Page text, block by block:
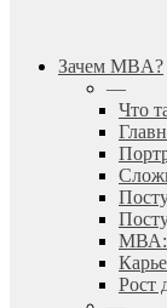
search
Menu
Зачем MBA?
—
Что
МВА:
Рост